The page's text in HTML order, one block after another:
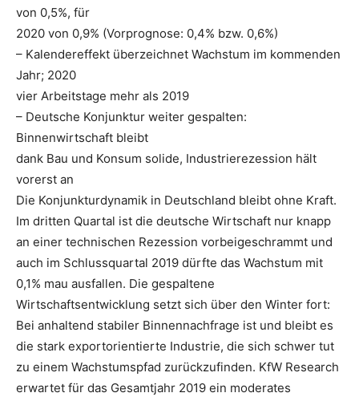
von 0,5%, für
2020 von 0,9% (Vorprognose: 0,4% bzw. 0,6%)
– Kalendereffekt überzeichnet Wachstum im kommenden
Jahr; 2020
vier Arbeitstage mehr als 2019
– Deutsche Konjunktur weiter gespalten:
Binnenwirtschaft bleibt
dank Bau und Konsum solide, Industrierezession hält
vorerst an
Die Konjunkturdynamik in Deutschland bleibt ohne Kraft.
Im dritten Quartal ist die deutsche Wirtschaft nur knapp
an einer technischen Rezession vorbeigeschrammt und
auch im Schlussquartal 2019 dürfte das Wachstum mit
0,1% mau ausfallen. Die gespaltene
Wirtschaftsentwicklung setzt sich über den Winter fort:
Bei anhaltend stabiler Binnennachfrage ist und bleibt es
die stark exportorientierte Industrie, die sich schwer tut
zu einem Wachstumspfad zurückzufinden. KfW Research
erwartet für das Gesamtjahr 2019 ein moderates